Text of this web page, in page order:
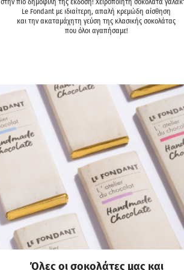
στην πιο δημοφιλή της έκδοση! Χειροποίητη σοκολάτα
Le Fondant με ιδιαίτερη, απαλή κρεμώδη αίσθηση
και την ακαταμάχητη γεύση της κλασικής σοκολάτας
που όλοι αγαπήσαμε!
Όλες οι σοκολάτες μας και